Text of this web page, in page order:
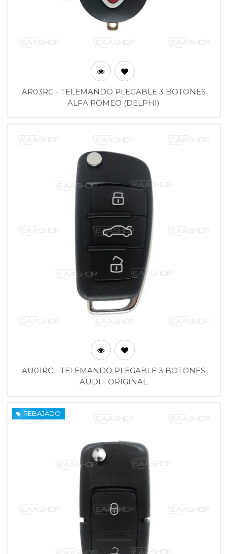
AR03RC - TELEMANDO PLEGABLE 3 BOTONES
ALFA ROMEO (DELPHI)
AU01RC - TELEMANDO PLEGABLE 3 BOTONES
AUDI - ORIGINAL
REBAJADO